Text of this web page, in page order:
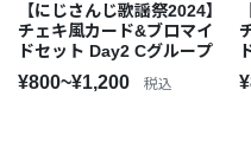
【にじさんじ歌謡祭2024】
チェキ風カード&ブロマイ
ドセット Day2 Cグループ
¥800~¥1,200 税込